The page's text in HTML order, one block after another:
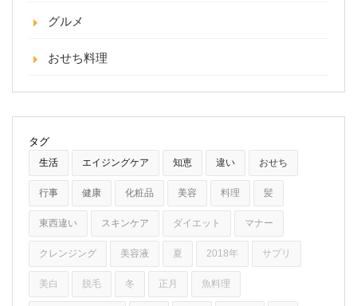
グルメ
おせち料理
タグ
生活 エイジングケア 知恵 違い おせち
行事 健康 化粧品 美容 料理 髪
東西違い スキンケア ダイエット マナー
クレンジング 美容液 夏 2018年 サプリ
美白 脱毛 冬 正月 魚料理